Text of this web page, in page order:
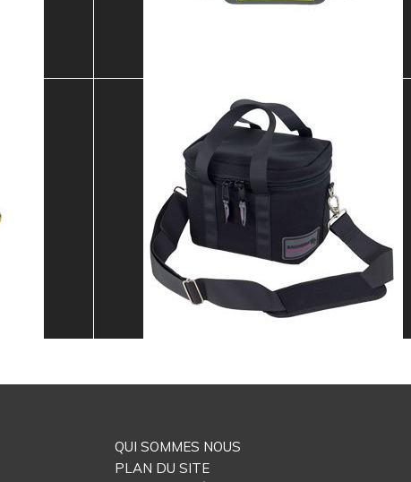
QUI SOMMES NOUS
PLAN DU SITE